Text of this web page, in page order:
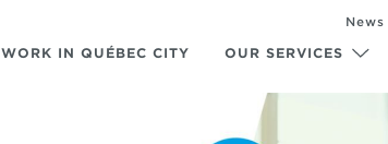
WORK IN QUÉBEC CITY OUR SERVICES
News